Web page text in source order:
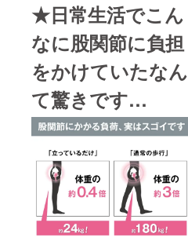
★日常生活でこん
なに股関節に負担
をかけていたなん
て驚きです…